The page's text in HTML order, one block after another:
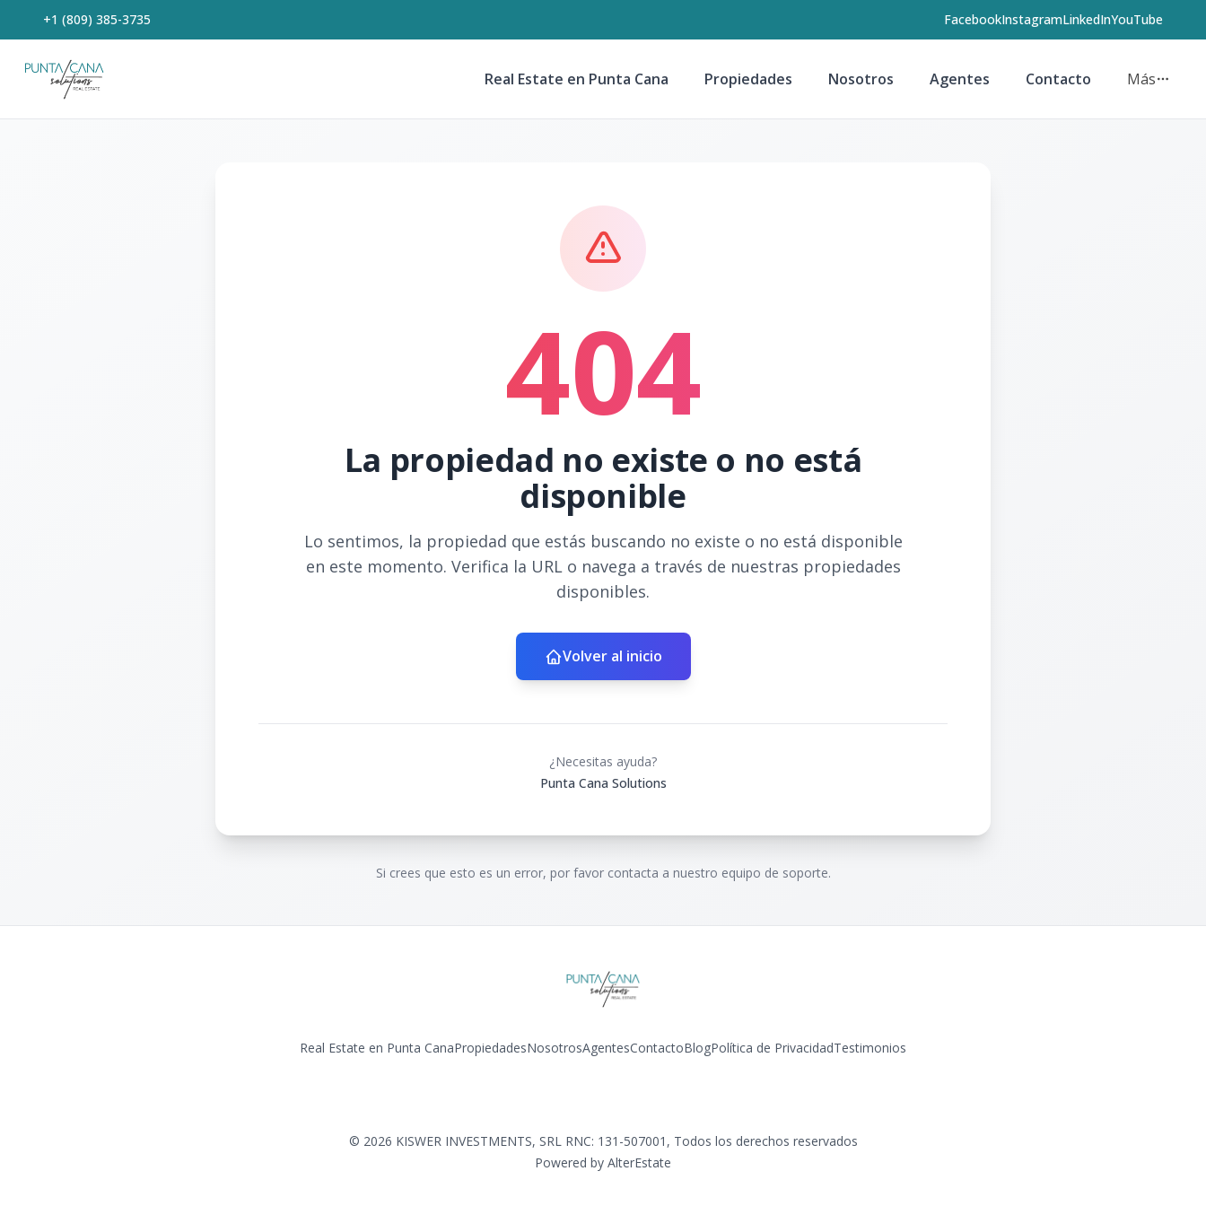
+1 (809) 385-3735 FacebookInstagramLinkedInYouTube
Real Estate en Punta Cana Propiedades Nosotros Agentes Contacto Más
404
La propiedad no existe o no está
disponible
Lo sentimos, la propiedad que estás buscando no existe o no está disponible
en este momento. Verifica la URL o navega a través de nuestras propiedades
disponibles.
Volver al inicio
¿Necesitas ayuda?
Punta Cana Solutions
Si crees que esto es un error, por favor contacta a nuestro equipo de soporte.
Real Estate en Punta CanaPropiedadesNosotrosAgentesContactoBlogPolítica de PrivacidadTestimonios
© 2026 KISWER INVESTMENTS, SRL RNC: 131-507001 , Todos los derechos reservados
Powered by AlterEstate